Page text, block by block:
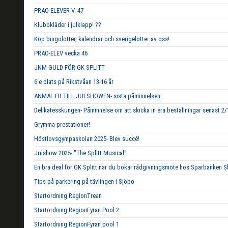
PRAO-ELEVER V. 47
Klubbkläder i julklapp! ??
Köp bingolotter, kalendrar och sverigelotter av oss!
PRAO-ELEV vecka 46
JNM-GULD FÖR GK SPLITT
6:e plats på Rikstvåan 13-16 år
ANMÄL ER TILL JULSHOWEN- sista påminnelsen
Delikatesskungen- Påminnelse om att skicka in era beställningar senast 2/
Grymma prestationer!
Höstlovsgympaskolan 2025- Blev succé!
Julshow 2025- "The Splitt Musical"
En bra deal för GK Splitt när du bokar rådgivningsmöte hos Sparbanken
Tips på parkering på tävlingen i Sjöbo
Startordning RegionTrean
Startordning RegionFyran Pool 2
Startordning RegionFyran pool 1